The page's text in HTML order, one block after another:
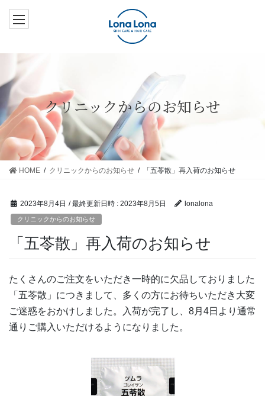
ッ
移
クリニックからのお知らせ
HOME クリニックからのお知らせ 「五苓散」再入荷のお知らせ
2023年8月4日 / 最終更新日時 : 2023年8月5日 lonalona
クリニックからのお知らせ
「五苓散」再入荷のお知らせ
たくさんのご注文をいただき一時的に欠品しておりました
「五苓散」につきまして、多くの方にお待ちいただき大変
ご迷惑をおかけしました。入荷が完了し、8月4日より通常
通りご購入いただけるようになりました。